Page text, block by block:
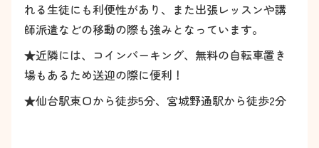
れる生徒にも利便性があり、また出張レッスンや講
師派遣などの移動の際も強みとなっています。
★近隣には、コインパーキング、無料の自転車置き
場もあるため送迎の際に便利！
★仙台駅東口から徒歩5分、宮城野通駅から徒歩2分